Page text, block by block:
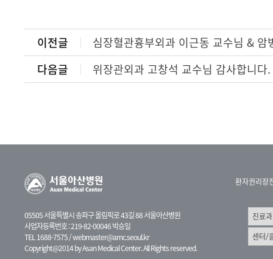
이전글
심장혈관흉부외과 이근동 교수님 &
다음글
위장관외과 고창석 교수님 감사합니다.
05505 서울특별시 송파구 올림픽로 43길 88 서울아산병원
사업자등록번호 : 219-82-00046 박승일
TEL 1688-7575 /webmaster@amc.seoul.kr
Copyright@2014 by Asan Medical Center. All Rights reserved.
환자권리장